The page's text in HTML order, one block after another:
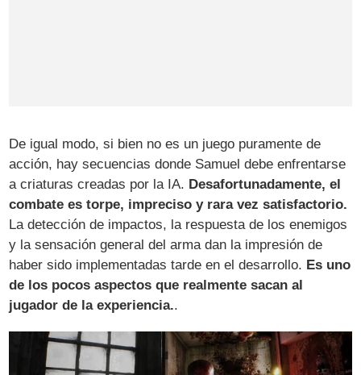
De igual modo, si bien no es un juego puramente de
acción, hay secuencias donde Samuel debe enfrentarse
a criaturas creadas por la IA. Desafortunadamente, el
combate es torpe, impreciso y rara vez satisfactorio.
La detección de impactos, la respuesta de los enemigos
y la sensación general del arma dan la impresión de
haber sido implementadas tarde en el desarrollo. Es uno
de los pocos aspectos que realmente sacan al
jugador de la experiencia..